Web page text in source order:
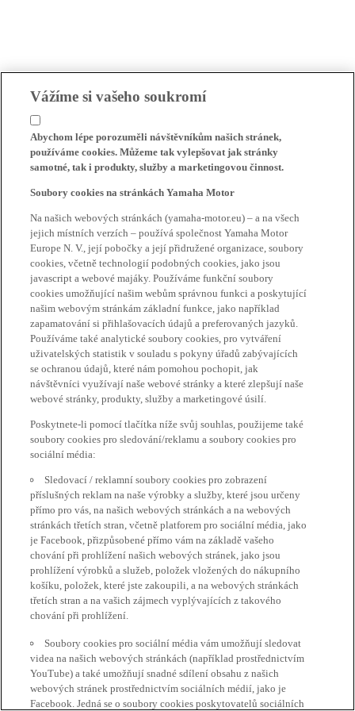
Vážíme si vašeho soukromí
Abychom lépe porozuměli návštěvníkům našich stránek,
používáme cookies. Můžeme tak vylepšovat jak stránky
samotné, tak i produkty, služby a marketingovou činnost.
Soubory cookies na stránkách Yamaha Motor
Na našich webových stránkách (yamaha-motor.eu) – a na všech
jejich místních verzích – používá společnost Yamaha Motor
Europe N. V., její pobočky a její přidružené organizace, soubory
cookies, včetně technologií podobných cookies, jako jsou
javascript a webové majáky. Používáme funkční soubory
cookies umožňující našim webům správnou funkci a poskytující
našim webovým stránkám základní funkce, jako například
zapamatování si přihlašovacích údajů a preferovaných jazyků.
Používáme také analytické soubory cookies, pro vytváření
uživatelských statistik v souladu s pokyny úřadů zabývajících
se ochranou údajů, které nám pomohou pochopit, jak
návštěvníci využívají naše webové stránky a které zlepšují naše
webové stránky, produkty, služby a marketingové úsilí.
Poskytnete-li pomocí tlačítka níže svůj souhlas, použijeme také
soubory cookies pro sledování/reklamu a soubory cookies pro
sociální média:
Sledovací / reklamní soubory cookies pro zobrazení
příslušných reklam na naše výrobky a služby, které jsou určeny
přímo pro vás, na našich webových stránkách a na webových
stránkách třetích stran, včetně platforem pro sociální média, jako
je Facebook, přizpůsobené přímo vám na základě vašeho
chování při prohlížení našich webových stránek, jako jsou
prohlížení výrobků a služeb, položek vložených do nákupního
košíku, položek, které jste zakoupili, a na webových stránkách
třetích stran a na vašich zájmech vyplývajících z takového
chování při prohlížení.
Soubory cookies pro sociální média vám umožňují sledovat
videa na našich webových stránkách (například prostřednictvím
YouTube) a také umožňují snadné sdílení obsahu z našich
webových stránek prostřednictvím sociálních médií, jako je
Facebook. Jedná se o soubory cookies poskytovatelů sociálních